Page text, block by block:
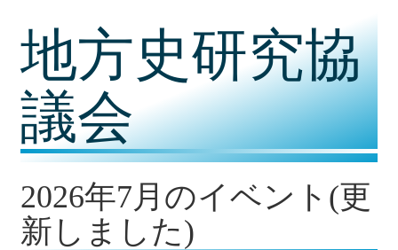
地方史研究協
議会
2026年7月のイベント(更
新しました)